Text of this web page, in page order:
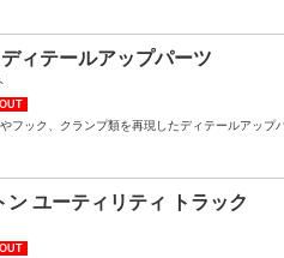
ィテールアップパーツ
フック、クランプ類を再現したディテールアップ
ン ユーティリティ トラック